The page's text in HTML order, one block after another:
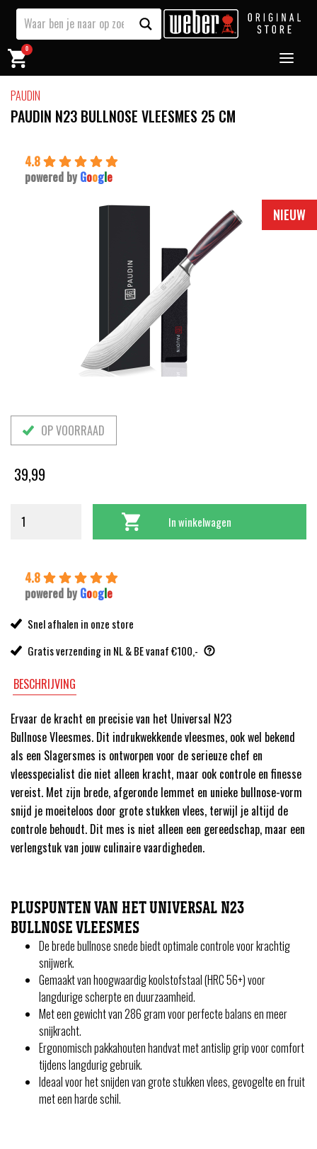
0
PAUDIN
PAUDIN N23 BULLNOSE VLEESMES 25 CM
4.8
powered by Google
NIEUW
OP VOORRAAD
39,99
In winkelwagen
4.8
powered by Google
Snel afhalen in onze store
Gratis verzending in NL & BE vanaf €100,-
BESCHRIJVING
Ervaar de kracht en precisie van het Universal N23
Bullnose Vleesmes. Dit indrukwekkende vleesmes, ook wel bekend
als een Slagersmes is ontworpen voor de serieuze chef en
vleesspecialist die niet alleen kracht, maar ook controle en finesse
vereist. Met zijn brede, afgeronde lemmet en unieke bullnose-vorm
snijd je moeiteloos door grote stukken vlees, terwijl je altijd de
controle behoudt. Dit mes is niet alleen een gereedschap, maar een
verlengstuk van jouw culinaire vaardigheden.
PLUSPUNTEN VAN HET UNIVERSAL N23
BULLNOSE VLEESMES
De brede bullnose snede biedt optimale controle voor krachtig
snijwerk.
Gemaakt van hoogwaardig koolstofstaal (HRC 56+) voor
langdurige scherpte en duurzaamheid.
Met een gewicht van 286 gram voor perfecte balans en meer
snijkracht.
Ergonomisch pakkahouten handvat met antislip grip voor comfort
tijdens langdurig gebruik.
Ideaal voor het snijden van grote stukken vlees, gevogelte en fruit
met een harde schil.